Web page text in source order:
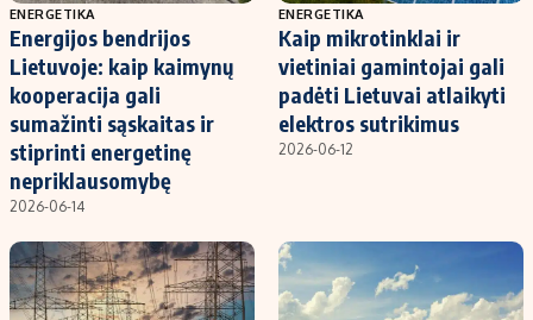
ENERGETIKA
Energijos bendrijos
Lietuvoje: kaip kaimynų
kooperacija gali
sumažinti sąskaitas ir
stiprinti energetinę
nepriklausomybę
2026-06-14
ENERGETIKA
Kaip mikrotinklai ir
vietiniai gamintojai gali
padėti Lietuvai atlaikyti
elektros sutrikimus
2026-06-12